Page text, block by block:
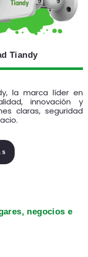
Tiandy
la marca líder en
innovación y
claras, seguridad
negocios e